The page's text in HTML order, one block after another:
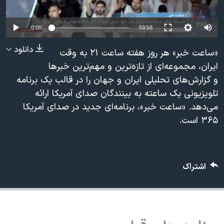
فرهنگ و زندگی
حقوق شهروندی
علم و فناوری
اسرائیل در جنگ
گالری عکس
آرشیو پخش زنده
مستندها
انتخابات ریاست جمهوری آمریکا ۲۰۲۴
رمز مهسا
ورزش زنان در ایران
اعتراضات زن، زندگی، آزادی
مجموعه مستندهای دادخواهی
چهل سال گروگان‌گیری
قانون شفافیت دارائی کادر رهبری ایران
دنبال کنید
زبانهای مختلف
0:00 59:58
دانلود
«ساعت خبر» هر روز هفته ساعت ۲۱ به وقت
ایران، مجموعه‌ای از تازه‌ترين و مهم‌ترین خبرها
و گزارش‌هاى تحلیلی ایران و جهان را در قالب یک برنامه
تلویزیونی یک ساعته به بینندگان صدای آمریکا ارائه
می‌دهد. «ساعت خبر»، برنامه‌ای جدید در صداى آمريكا
۳۶۵ است.
اشتراک